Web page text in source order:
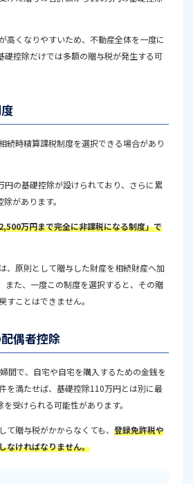
高くなりやすいため、不動産全体を一度に
礎控除だけでは多額の贈与税が発生する可
続時精算課税制度を選択できる場合があり
円の基礎控除が設けられており、さらに累
があります。
万円まで完全に非課税になる制度」で
、原則として贈与した財産を相続財産へ加
また、一度この制度を選択すると、その贈
すことはできません。
偶者控除
間で、自宅や自宅を購入するための金銭を
を満たせば、基礎控除110万円とは別に最
受けられる可能性があります。
て贈与税がかからなくても、 登録免許税や
なければなりません。